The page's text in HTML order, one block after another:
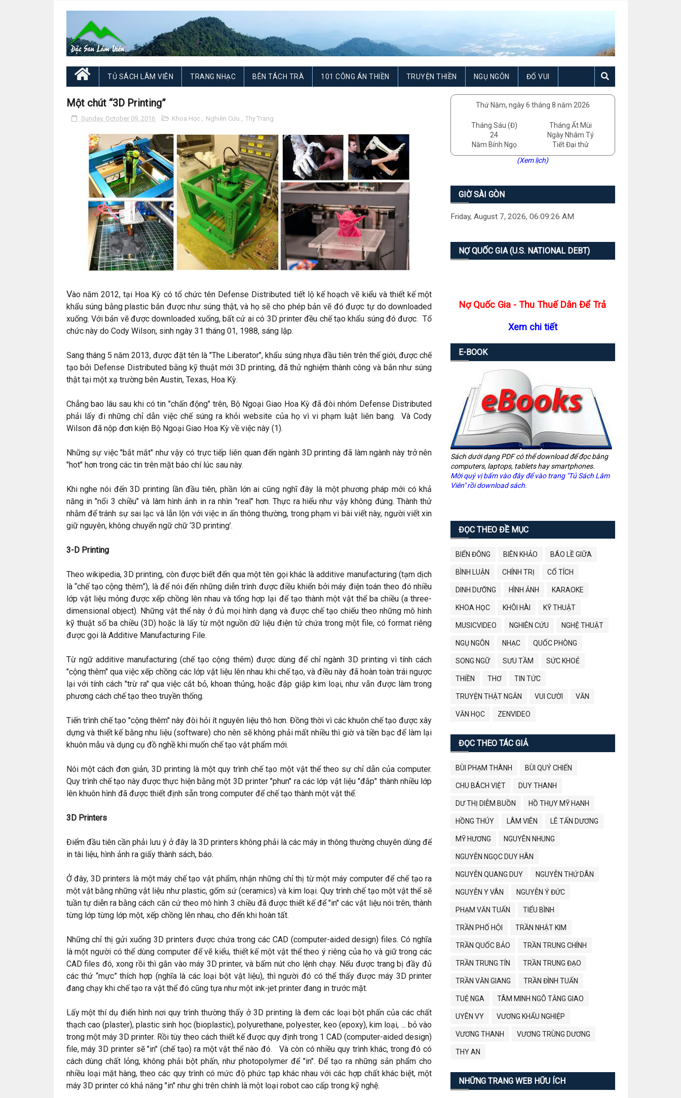
TỦ SÁCH LÂM VIÊN TRANG NHẠC BÊN TÁCH TRÀ 101 CÔNG ÁN THIỀN TRUYỆN THIỀN NGỤ NGÔN ĐỐ VUI
Một chút “3D Printing”
Sunday, October 09, 2016 Khoa Học , Nghiên Cứu , Thy Trang
Vào năm 2012, tại Hoa Kỳ có tổ chức tên Defense Distributed tiết lộ kế hoạch vẽ kiểu và thiết kế một
khẩu súng bằng plastic bắn được như súng thật, và họ sẽ cho phép bản vẽ đó được tự do downloaded
xuống. Với bản vẽ được downloaded xuống, bất cứ ai có 3D printer đều chế tạo khẩu súng đó được. Tổ
chức này do Cody Wilson, sinh ngày 31 tháng 01, 1988, sáng lập.
Sang tháng 5 năm 2013, được đặt tên là "The Liberator", khẩu súng nhựa đầu tiên trên thế giới, được chế
tạo bởi Defense Distributed bằng kỹ thuật mới 3D printing, đã thử nghiệm thành công và bắn như súng
thật tại một xạ trường bên Austin, Texas, Hoa Kỳ.
Chẳng bao lâu sau khi có tin "chấn động" trên, Bộ Ngoại Giao Hoa Kỳ đã đòi nhóm Defense Distributed
phải lấy đi những chỉ dẫn việc chế súng ra khỏi website của họ vì vi phạm luật liên bang. Và Cody
Wilson đã nộp đơn kiện Bộ Ngoại Giao Hoa Kỳ về việc này (1).
Những sự việc "bắt mắt" như vậy có trực tiếp liên quan đến ngành 3D printing đã làm ngành này trở nên
"hot" hơn trong các tin trên mặt báo chí lúc sau này.
Khi nghe nói đến 3D printing lần đầu tiên, phần lớn ai cũng nghĩ đây là một phương pháp mới có khả
năng in "nổi 3 chiều" và làm hình ảnh in ra nhìn "real" hơn. Thực ra hiểu như vậy không đúng. Thành thử
nhằm để tránh sự sai lạc và lẫn lộn với việc in ấn thông thường, trong phạm vi bài viết này, người viết xin
giữ nguyên, không chuyển ngữ chữ ‘3D printing’.
3-D Printing
Theo wikipedia, 3D printing, còn được biết đến qua một tên gọi khác là additive manufacturing (tạm dịch
là “chế tạo cộng thêm”), là để nói đến những diễn trình được điều khiển bởi máy điện toán theo đó nhiều
lớp vật liệu mỏng được xếp chồng lên nhau và tổng hợp lại để tạo thành một vật thể ba chiều (a three-
dimensional object). Những vật thể này ở đủ mọi hình dạng và được chế tạo chiếu theo những mô hình
kỹ thuật số ba chiều (3D) hoặc là lấy từ một nguồn dữ liệu điện tử chứa trong một file, có format riêng
được gọi là Additive Manufacturing File.
Từ ngữ additive manufacturing (chế tạo cộng thêm) được dùng để chỉ ngành 3D printing vì tính cách
"cộng thêm" qua việc xếp chồng các lớp vật liệu lên nhau khi chế tạo, và điều này đã hoàn toàn trái ngược
lại với tính cách "trừ ra" qua việc cắt bỏ, khoan thủng, hoặc đập giập kim loại, như vẫn được làm trong
phương cách chế tạo theo truyền thống.
Tiến trình chế tạo "cộng thêm" này đòi hỏi ít nguyên liệu thô hơn. Đồng thời vì các khuôn chế tạo được xây
dựng và thiết kế bằng nhu liệu (software) cho nên sẽ không phải mất nhiều thì giờ và tiền bạc để làm lại
khuôn mẫu và dụng cụ đồ nghề khi muốn chế tạo vật phẩm mới.
Nói một cách đơn giản, 3D printing là một quy trình chế tạo một vật thể theo sự chỉ dẫn của computer.
Quy trình chế tạo này được thực hiện bằng một 3D printer "phun" ra các lớp vật liệu "đắp" thành nhiều lớp
lên khuôn hình đã được thiết định sẵn trong computer để chế tạo thành một vật thể.
3D Printers
Điểm đầu tiên cần phải lưu ý ở đây là 3D printers không phải là các máy in thông thường chuyên dùng để
in tài liệu, hình ảnh ra giấy thành sách, báo.
Ở đây, 3D printers là một máy chế tạo vật phẩm, nhận những chỉ thị từ một máy computer để chế tạo ra
một vật bằng những vật liệu như plastic, gốm sứ (ceramics) và kim loại. Quy trình chế tạo một vật thể sẽ
tuần tự diễn ra bằng cách căn cứ theo mô hình 3 chiều đã được thiết kế để "in" các vật liệu nói trên, thành
từng lớp từng lớp một, xếp chồng lên nhau, cho đến khi hoàn tất.
Những chỉ thị gửi xuống 3D printers được chứa trong các CAD (computer-aided design) files. Có nghĩa
là một người có thể dùng computer để vẽ kiểu, thiết kế một vật thể theo ý riêng của họ và giữ trong các
CAD files đó, xong rồi thì gắn vào máy 3D printer, và bấm nút cho lệnh chạy. Nếu được trang bị đầy đủ
các thứ “mực” thích hợp (nghĩa là các loại bột vật liệu), thì người đó có thể thấy được máy 3D printer
đang chạy khi chế tạo ra vật thể đó cũng tựa như một ink-jet printer đang in trước mặt.
Lấy một thí dụ điển hình nơi quy trình thường thấy ở 3D printing là đem các loại bột phấn của các chất
thạch cao (plaster), plastic sinh học (bioplastic), polyurethane, polyester, keo (epoxy), kim loại, ... bỏ vào
trong một máy 3D printer. Rồi tùy theo cách thiết kế được quy định trong 1 CAD (computer-aided design)
file, máy 3D printer sẽ "in" (chế tạo) ra một vật thể nào đó. Và còn có nhiều quy trình khác, trong đó có
cách dùng chất lỏng, không phải bột phấn, như photopolymer để "in". Để tạo ra những sản phẩm cho
nhiều loại mặt hàng, theo các quy trình có mức độ phức tạp khác nhau với các hợp chất khác biệt, một
máy 3D printer có khả năng "in" như ghi trên chính là một loại robot cao cấp trong kỹ nghệ.
Thứ Năm, ngày 6 tháng 8 năm 2026
Tháng Sáu (Đ)
24
Năm Bính Ngọ
Tháng Ất Mùi
Ngày Nhâm Tý
Tiết Đại thử
(Xem lịch)
GIỜ SÀI GÒN
Friday, August 7, 2026, 06:09:27 AM
NỢ QUỐC GIA (U.S. NATIONAL DEBT)
Nợ Quốc Gia - Thu Thuế Dân Để Trả
Xem chi tiết
E-BOOK
Sách dưới dạng PDF có thể download để đọc bằng
computers, laptops, tablets hay smartphones.
Mời quý vị bấm vào đây để vào trang "Tủ Sách Lâm
Viên" rồi download sách.
ĐỌC THEO ĐỀ MỤC
BIỂN ĐÔNG BIÊN KHẢO BÁO LỀ GIỮA
BÌNH LUẬN CHÍNH TRỊ CỔ TÍCH
DINH DƯỠNG HÌNH ẢNH KARAOKE
KHOA HỌC KHÔI HÀI KỸ THUẬT
MUSICVIDEO NGHIÊN CỨU NGHỆ THUẬT
NGỤ NGÔN NHẠC QUỐC PHÒNG
SONG NGỮ SƯU TẦM SỨC KHOẺ
THIỀN THƠ TIN TỨC
TRUYỆN THẬT NGẮN VUI CƯỜI VĂN
VĂN HỌC ZENVIDEO
ĐỌC THEO TÁC GIẢ
BÙI PHẠM THÀNH BÙI QUÝ CHIẾN
CHU BÁCH VIỆT DUY THANH
DƯ THỊ DIỄM BUỒN HỒ THỤY MỸ HẠNH
HỒNG THÚY LÂM VIÊN LÊ TẤN DƯƠNG
MỸ HƯƠNG NGUYÊN NHUNG
NGUYỄN NGỌC DUY HÂN
NGUYỄN QUANG DUY NGUYỄN THỨ DÂN
NGUYỄN Y VÂN NGUYỄN Ý ĐỨC
PHẠM VĂN TUẤN TIỂU BÌNH
TRẦN PHỐ HỘI TRẦN NHẬT KIM
TRẦN QUỐC BẢO TRẦN TRUNG CHÍNH
TRẦN TRUNG TÍN TRẦN TRUNG ĐẠO
TRẦN VĂN GIANG TRẦN ĐÌNH TUẤN
TUỆ NGA TÂM MINH NGÔ TẰNG GIAO
UYÊN VY VƯƠNG KHẨU NGHIỆP
VƯƠNG THANH VƯƠNG TRÙNG DƯƠNG
THY AN
NHỮNG TRANG WEB HỮU ÍCH